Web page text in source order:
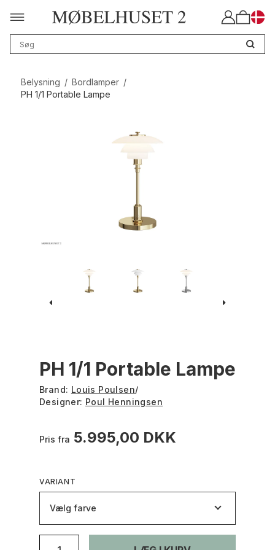
Belysning / Bordlamper /
PH 1/1 Portable Lampe
PH 1/1 Portable Lampe
Brand: Louis Poulsen/
Designer: Poul Henningsen
Pris fra 5.995,00 DKK
VARIANT
Vælg farve